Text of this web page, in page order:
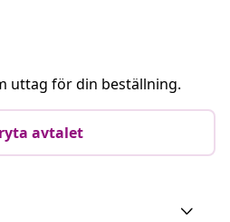
uttag för din beställning.
avtalet